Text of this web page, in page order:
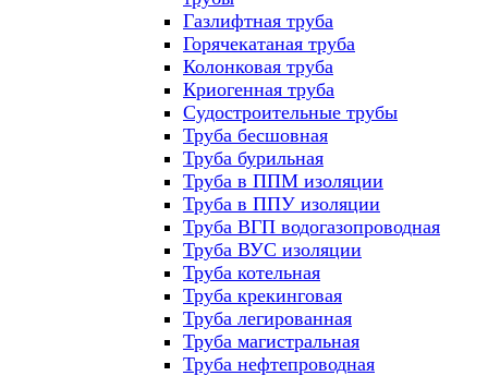
Газлифтная труба
Горячекатаная труба
Колонковая труба
Криогенная труба
Судостроительные трубы
Труба бесшовная
Труба бурильная
Труба в ППМ изоляции
Труба в ППУ изоляции
Труба ВГП водогазопроводная
Труба ВУС изоляции
Труба котельная
Труба крекинговая
Труба легированная
Труба магистральная
Труба нефтепроводная